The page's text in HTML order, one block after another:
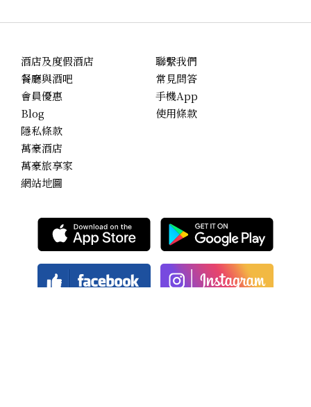
酒店及度假酒店
餐廳與酒吧
會員優惠
Blog
聯繫我們
常見問答
手機App
使用條款
隱私條款
萬豪酒店
萬豪旅享家
網站地圖